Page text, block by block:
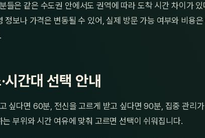
들은 같은 수도권 안에서도 권역에 따라 도착 시간 차이가 있
정보나 가격은 변동될 수 있어, 실제 방문 가능 여부와 비용은
시간대 선택 안내
싶다면 60분, 전신을 고르게 받고 싶다면 90분, 집중 관리
부위와 시간 여유에 맞춰 고르면 선택이 쉬워집니다.